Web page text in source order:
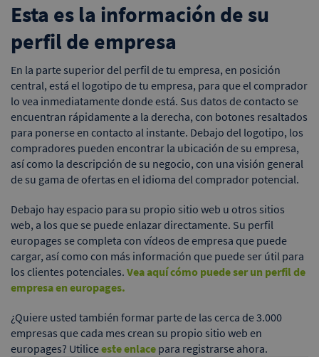
Esta es la información de su
perfil de empresa
En la parte superior del perfil de tu empresa, en posición
central, está el logotipo de tu empresa, para que el comprador
lo vea inmediatamente donde está. Sus datos de contacto se
encuentran rápidamente a la derecha, con botones resaltados
para ponerse en contacto al instante. Debajo del logotipo, los
compradores pueden encontrar la ubicación de su empresa,
así como la descripción de su negocio, con una visión general
de su gama de ofertas en el idioma del comprador potencial.
Debajo hay espacio para su propio sitio web u otros sitios
web, a los que se puede enlazar directamente. Su perfil
europages se completa con vídeos de empresa que puede
cargar, así como con más información que puede ser útil para
los clientes potenciales. Vea aquí cómo puede ser un perfil de
empresa en europages.
¿Quiere usted también formar parte de las cerca de 3.000
empresas que cada mes crean su propio sitio web en
europages? Utiliceeste enlace para registrarse ahora.